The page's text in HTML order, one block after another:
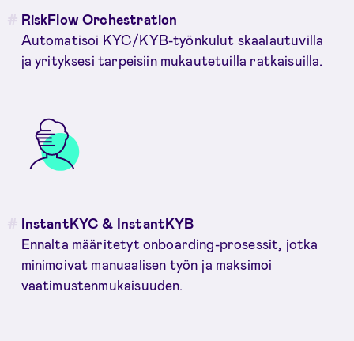
RiskFlow Orchestration
Automatisoi KYC/KYB-työnkulut skaalautuvilla
ja yrityksesi tarpeisiin mukautetuilla ratkaisuilla.
InstantKYC & InstantKYB
Ennalta määritetyt onboarding-prosessit, jotka
minimoivat manuaalisen työn ja maksimoi
vaatimustenmukaisuuden.